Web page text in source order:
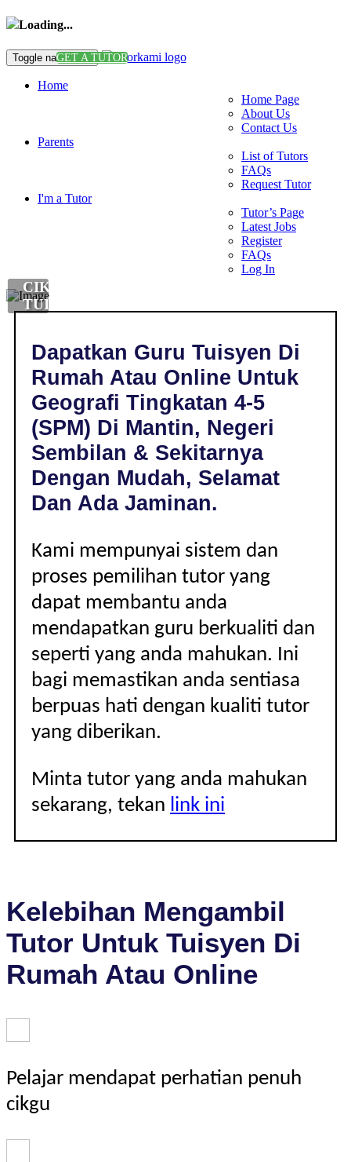
Loading...
Toggle navigationGET A TUTOR
Home
Home Page
About Us
Contact Us
Parents
List of Tutors
FAQs
Request Tutor
I'm a Tutor
Tutor’s Page
Latest Jobs
Register
FAQs
Log In
CIKGU
TUISYEN
MANTIN,
NEGERI
TINGKATAN
4-
(SPM)
Dapatkan Guru Tuisyen Di
Rumah Atau Online Untuk
Geografi Tingkatan 4-5
(SPM) Di Mantin, Negeri
Sembilan & Sekitarnya
Dengan Mudah, Selamat
Dan Ada Jaminan.
Kami mempunyai sistem dan
proses pemilihan tutor yang
dapat membantu anda
mendapatkan guru berkualiti dan
seperti yang anda mahukan. Ini
bagi memastikan anda sentiasa
berpuas hati dengan kualiti tutor
yang diberikan.
Minta tutor yang anda mahukan
sekarang, tekan link ini
Kelebihan Mengambil
Tutor Untuk Tuisyen Di
Rumah Atau Online
Pelajar mendapat perhatian penuh
cikgu